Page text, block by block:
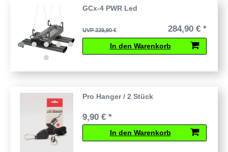
GCx-4 PWR Led
UVP 339,90 € 284,90 € *
In den Warenkorb
Pro Hanger / 2 Stück
9,90 € *
In den Warenkorb